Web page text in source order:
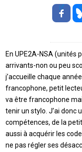
En UPE2A-NSA (unités
arrivants-non ou peu
j’accueille chaque
francophone, petit
va être francophone
tenir un stylo. J’ai donc
compétences, de la
aussi à acquérir les
ne pas régler ses